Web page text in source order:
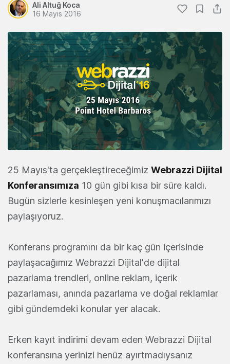
Ali Altuğ Koca
16 Mayıs 2016
25 Mayıs'ta gerçekleştireceğimiz Webrazzi Dijital
Konferansımıza 10 gün gibi kısa bir süre kaldı.
Bugün sizlerle kesinleşen yeni konuşmacılarımızı
paylaşıyoruz.
Konferans programını da bir kaç gün içerisinde
paylaşacağımız Webrazzi Dijital'de dijital
pazarlama trendleri, online reklam, içerik
pazarlaması, anında pazarlama ve doğal reklamlar
gibi gündemdeki konular yer alacak.
Erken kayıt indirimi devam eden Webrazzi Dijital
konferansına yerinizi henüz ayırtmadıysanız